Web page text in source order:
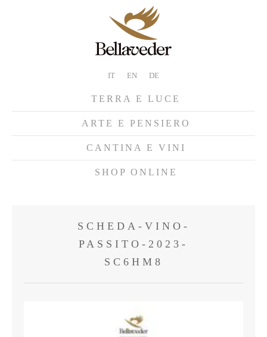
IT EN DE
TERRA E LUCE
ARTE E PENSIERO
CANTINA E VINI
SHOP ONLINE
SCHEDA-VINO-
PASSITO-2023-
SC6HM8